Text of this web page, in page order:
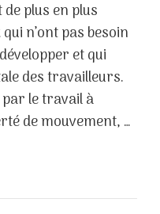
plus en plus
n’ont pas besoin
et qui
des travailleurs.
le travail à
de mouvement, …